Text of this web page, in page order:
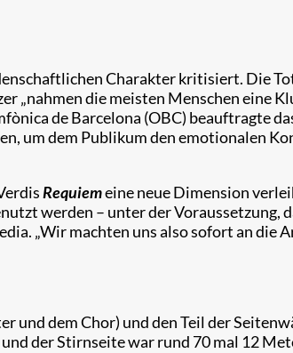
Charakter kritisiert. Die
„nahmen die meisten Menschen eine
de Barcelona (OBC) beauftragte
um dem Publikum den emotionalen
Requiemeine neue Dimension
werden – unter der Voraussetzung,
„Wir machten uns also sofort an die
dem Chor) und den Teil der
der Stirnseite war rund 70 mal 12